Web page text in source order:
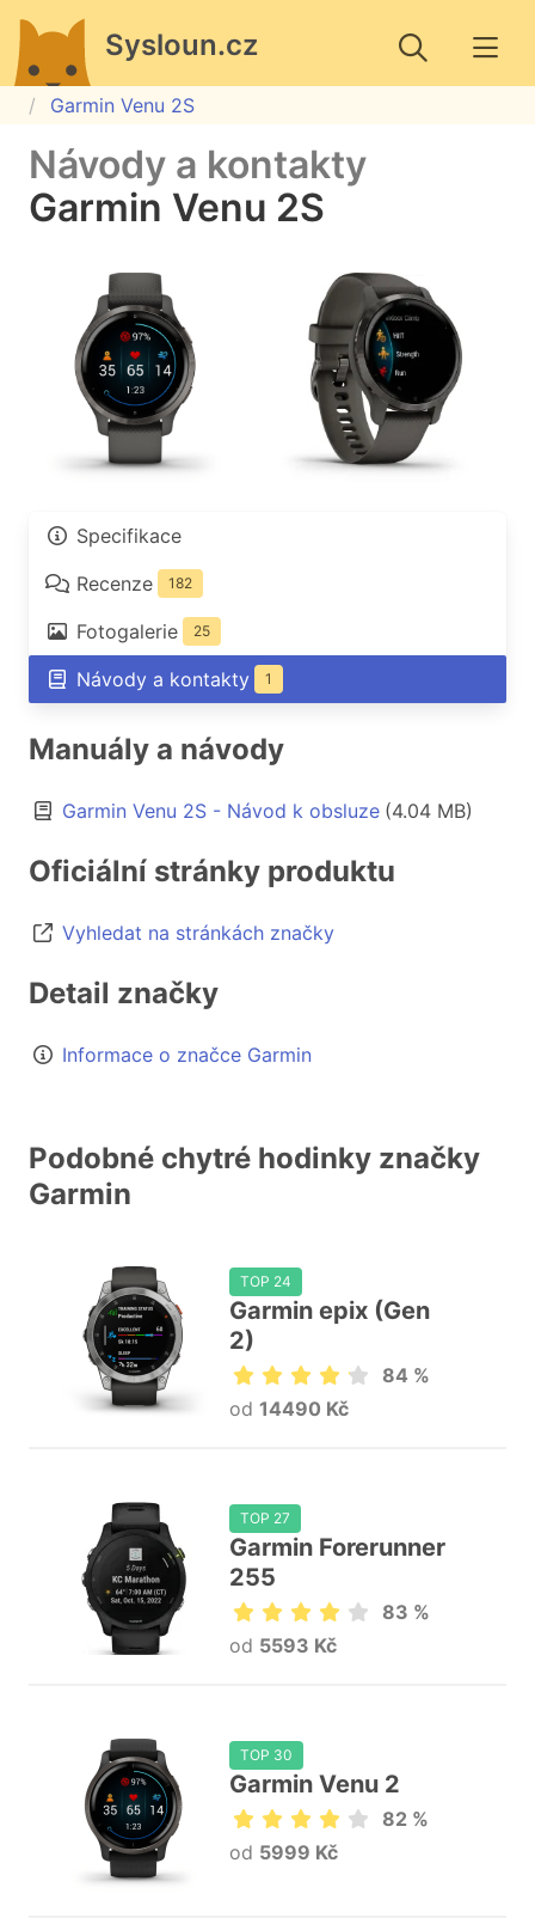
Sysloun.cz
Garmin Venu 2S
Návody a kontakty
Garmin Venu 2S
Specifikace
Recenze
182
Fotogalerie 25
Návody a kontakty 1
Manuály a návody
Garmin Venu 2S - Návod k obsluze (4.04 MB)
Oficiální stránky produktu
Vyhledat na stránkách značky
Detail značky
Informace o značce Garmin
Podobné chytré hodinky značky
Garmin
TOP 24
Garmin epix (Gen
2)
84 %
od 14490 Kč
TOP 27
Garmin Forerunner
255
83 %
od 5593 Kč
TOP 30
Garmin Venu 2
82 %
od 5999 Kč